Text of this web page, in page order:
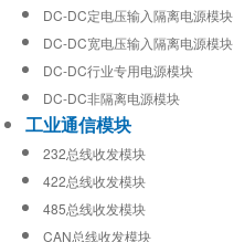
DC-DC定电压输入隔离电源模块
DC-DC宽电压输入隔离电源模块
DC-DC行业专用电源模块
DC-DC非隔离电源模块
工业通信模块
232总线收发模块
422总线收发模块
485总线收发模块
CAN总线收发模块